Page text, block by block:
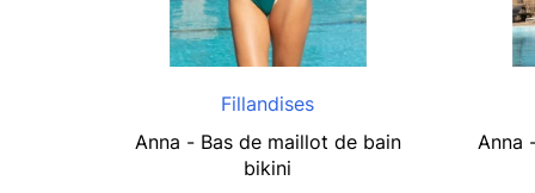
Fillandises
Anna - Bas de maillot de bain
bikini
Anna